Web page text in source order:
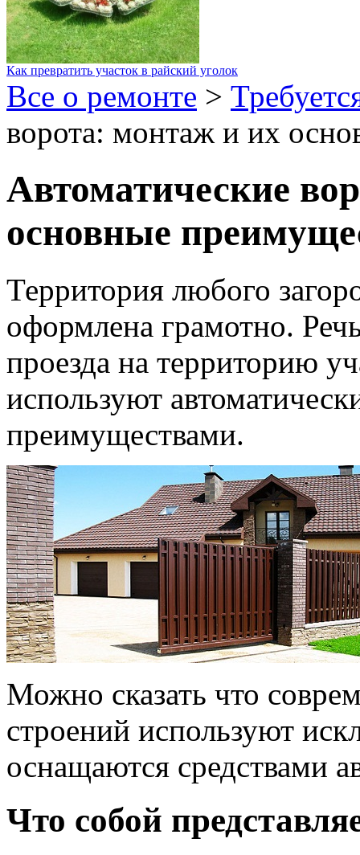
Как превратить участок в райский уголок
Все о ремонте >
ворота: монтаж и их
Автоматические
основные
Территория любого
оформлена грамотно.
проезда на территорию
используют
преимуществами.
Можно сказать что
строений используют
оснащаются средствами
Что собой